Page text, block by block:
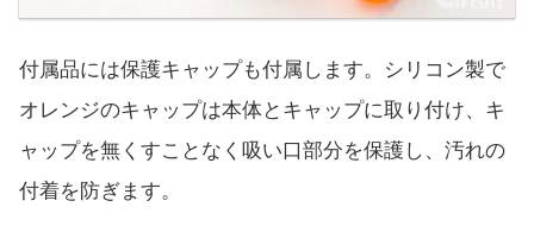
付属品には保護キャップも付属します。シリコン製で
オレンジのキャップは本体とキャップに取り付け、キ
ャップを無くすことなく吸い口部分を保護し、汚れの
付着を防ぎます。